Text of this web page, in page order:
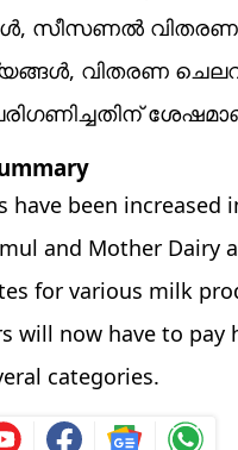
സീസണല്‍ വിതരണ
വിതരണ
have been increased
and Mother Dairy
for various milk
will now have to pay
categories.